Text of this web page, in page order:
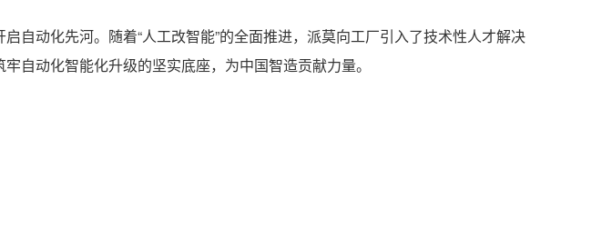
自动化先河。随着“人工改智能”的全面推进，派莫向工厂引入了技术性人才解决
动化智能化升级的坚实底座，为中国智造贡献力量。